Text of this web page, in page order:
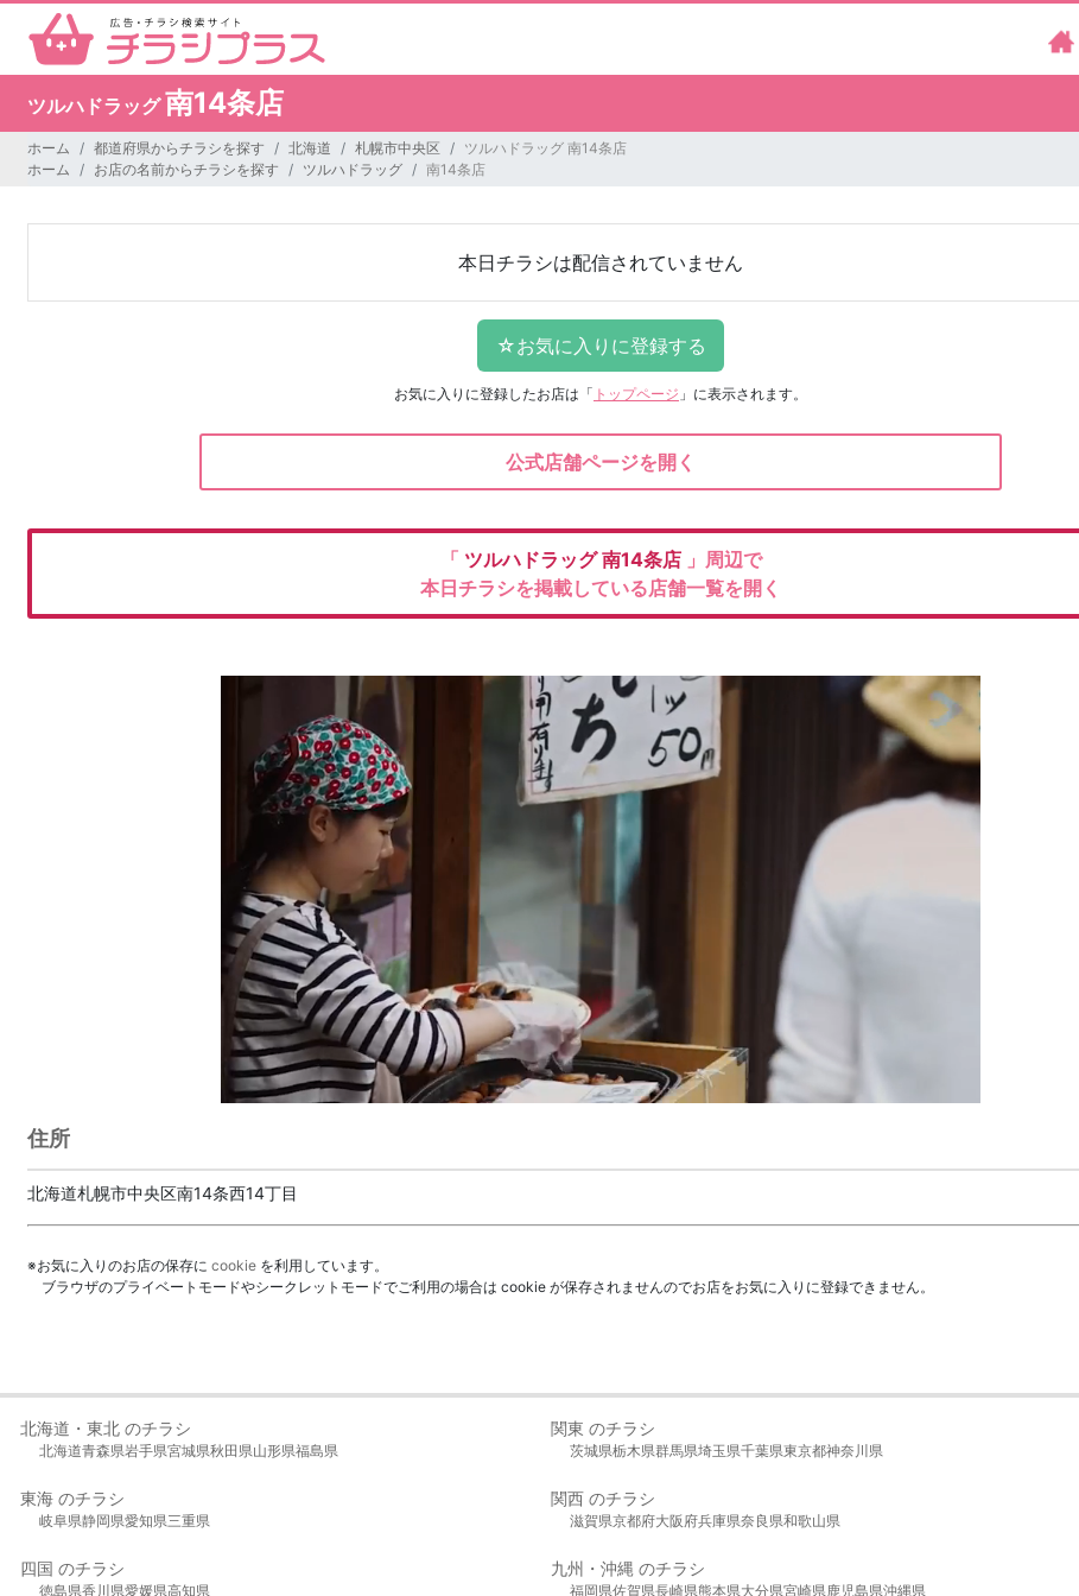
ツルハドラッグ南14条店
ホーム 都道府県からチラシを探す 北海道 札幌市中央区
ツルハドラッグ 南14条店
ホーム
お店の名前からチラシを探す ツルハドラッグ 南14条店
本日チラシは配信されていません
お気に入りに登録したお店は 「 トップページ 」に表示されます。
公式店舗ページを開く
「 ツルハドラッグ南14条店 」周辺で
本日チラシを掲載している店舗一覧を開く
住所
北海道札幌市中央区南14条西14丁目
※お気に入りのお店の保存に cookie を利用しています。
ブラウザのプライベートモードやシークレットモードでご利用の場合は cookie が保存されませんのでお店をお気に入りに登録できません。
北海道・東北 のチラシ
北海道青森県岩手県宮城県秋田県山形県福島県
関東 のチラシ
茨城県栃木県群馬県埼玉県千葉県東京都神奈川県
東海 のチラシ
岐阜県静岡県愛知県三重県
関西 のチラシ
滋賀県京都府大阪府兵庫県奈良県和歌山県
四国 のチラシ
徳島県香川県愛媛県高知県
九州・沖縄 のチラシ
福岡県佐賀県長崎県熊本県大分県宮崎県鹿児島県沖縄県